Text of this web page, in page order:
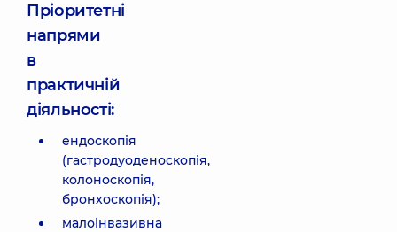
Пріоритетні
напрями
в
практичній
діяльності:
ендоскопія
(гастродуоденоскопія,
колоноскопія,
бронхоскопія);
малоінвазивна